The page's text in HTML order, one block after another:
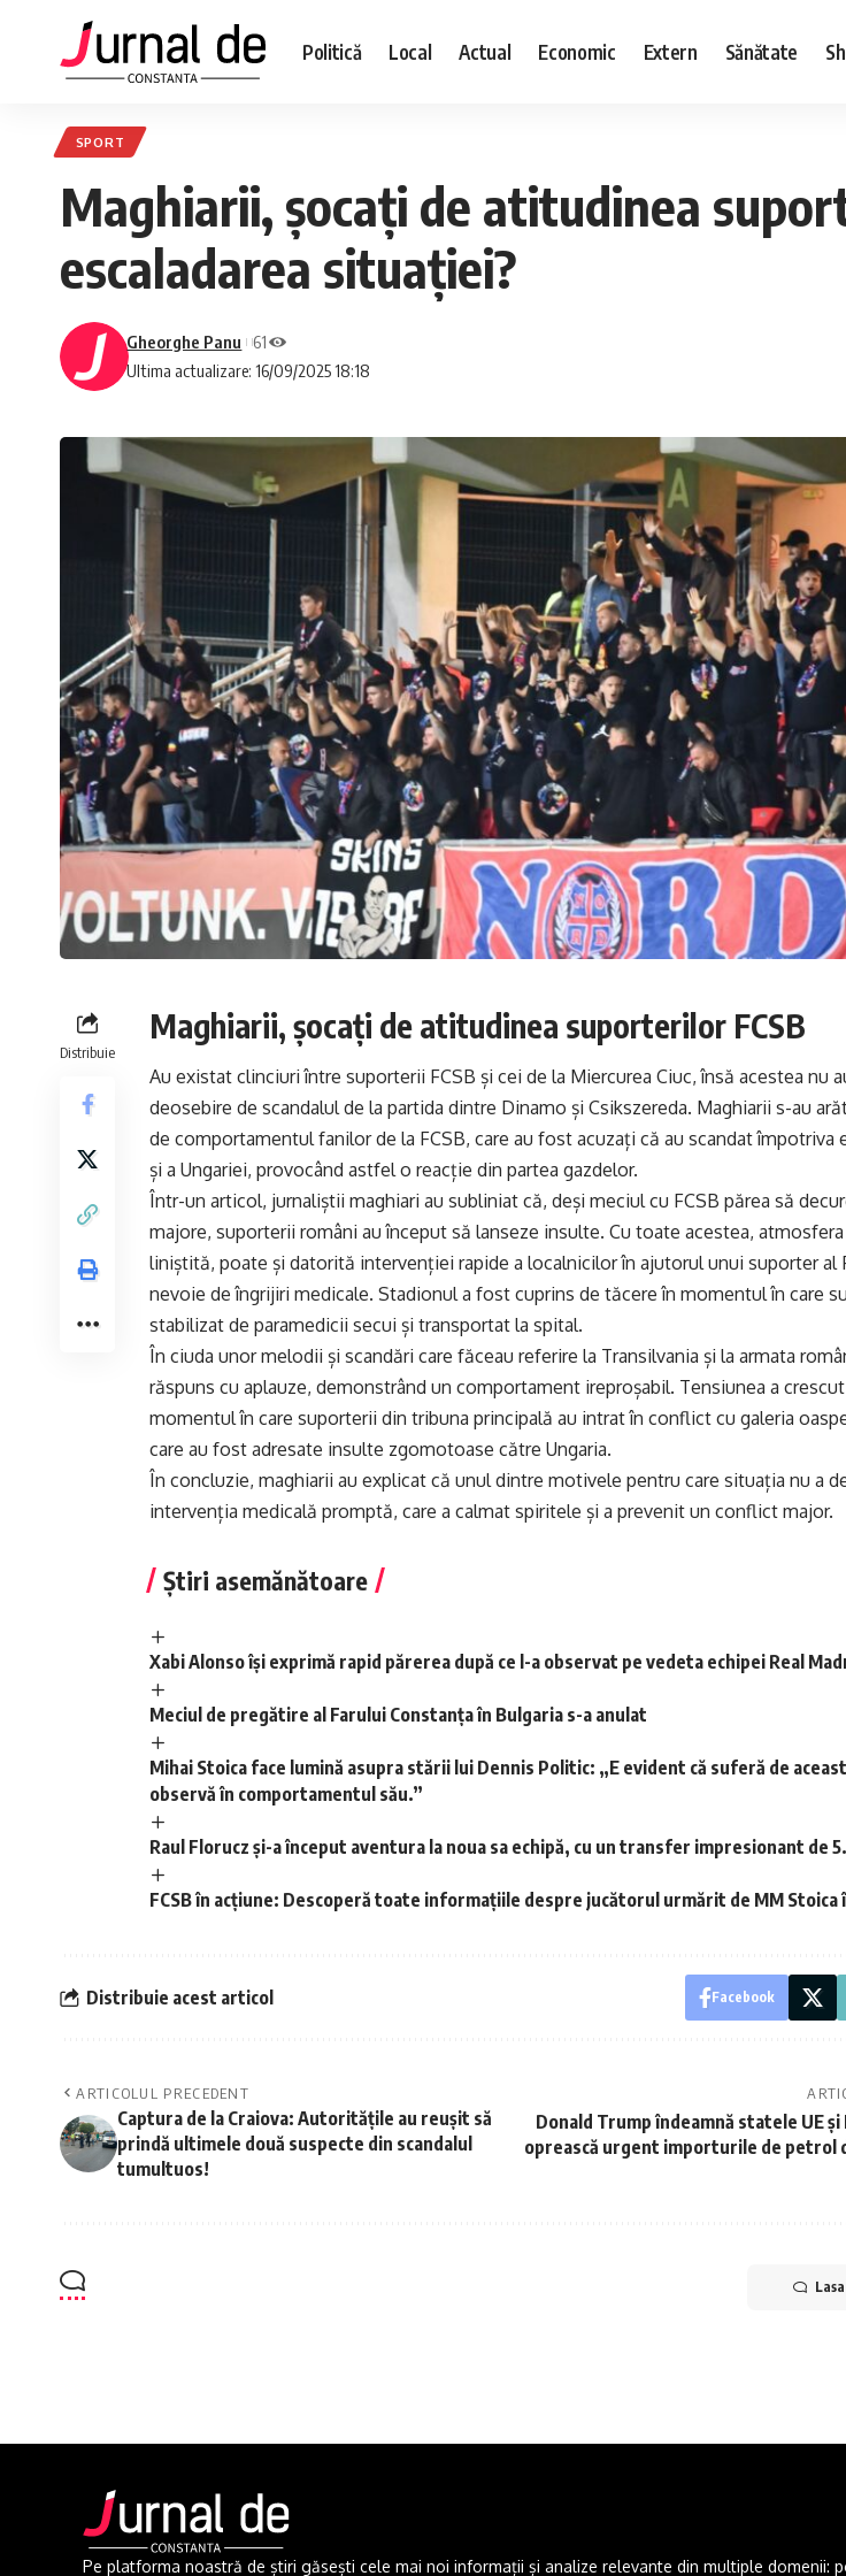
Politică Local Actual Economic Extern Sănătate
SPORT
Maghiarii, șocați de atitudinea
escaladarea situației?
Ultima actualizare: 16/09/2025 18:18
Gheorghe Panu 61
Distribuie
Maghiarii, șocați de atitudinea suporterilor FCSB
Au existat clinciuri între suporterii FCSB și cei de la Miercurea Ciuc, însă acestea nu
deosebire de scandalul de la partida dintre Dinamo și Csikszereda. Maghiarii s-au
de comportamentul fanilor de la FCSB, care au fost acuzați că au scandat împotriva
și a Ungariei, provocând astfel o reacție din partea gazdelor.
Într-un articol, jurnaliștii maghiari au subliniat că, deși meciul cu FCSB părea să
majore, suporterii români au început să lanseze insulte. Cu toate acestea,
liniștită, poate și datorită intervenției rapide a localnicilor în ajutorul unui suporter al
nevoie de îngrijiri medicale. Stadionul a fost cuprins de tăcere în momentul în care
stabilizat de paramedicii secui și transportat la spital.
În ciuda unor melodii și scandări care făceau referire la Transilvania și la armata
răspuns cu aplauze, demonstrând un comportament ireproșabil. Tensiunea a
momentul în care suporterii din tribuna principală au intrat în conflict cu galeria
care au fost adresate insulte zgomotoase către Ungaria.
În concluzie, maghiarii au explicat că unul dintre motivele pentru care situația nu a
intervenția medicală promptă, care a calmat spiritele și a prevenit un conflict major.
Știri asemănătoare
Xabi Alonso își exprimă rapid părerea după ce l-a observat pe vedeta echipei Real
Meciul de pregătire al Farului Constanța în Bulgaria s-a anulat
Mihai Stoica face lumină asupra stării lui Dennis Politic: „E evident că suferă de
observă în comportamentul său.”
Raul Florucz și-a început aventura la noua sa echipă, cu un transfer impresionant de
FCSB în acțiune: Descoperă toate informațiile despre jucătorul urmărit de MM Stoica
Distribuie acest articol Facebook
ARTICOLUL PRECEDENT
Captura de la Craiova: Autoritățile au reușit să
prindă ultimele două suspecte din scandalul
tumultuos!
Donald Trump îndeamnă statele UE și
oprească urgent importurile de petrol
Pe platforma noastră de știri găsești cele mai noi informații și analize relevante din multiple